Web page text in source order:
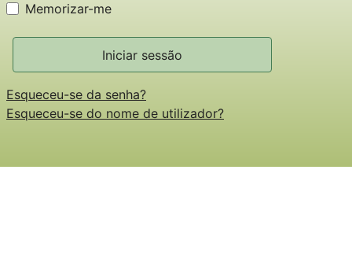
Memorizar-me
Iniciar sessão
Esqueceu-se da senha?
Esqueceu-se do nome de utilizador?